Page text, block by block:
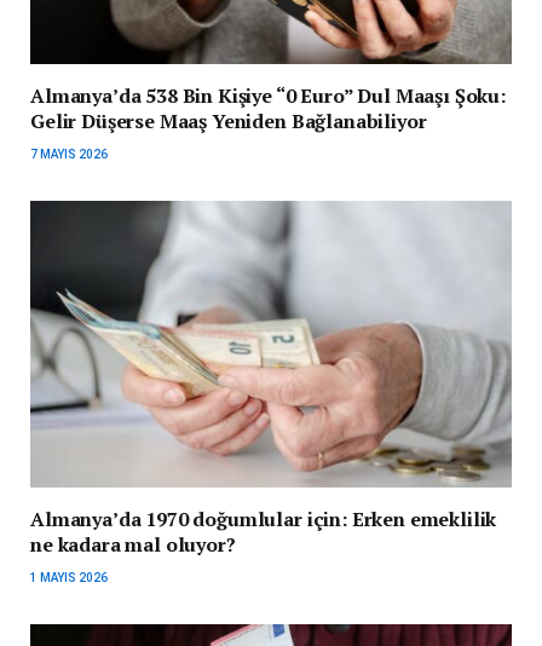
Almanya’da 538 Bin Kişiye “0 Euro” Dul Maaşı Şoku:
Gelir Düşerse Maaş Yeniden Bağlanabiliyor
7 MAYIS 2026
Almanya’da 1970 doğumlular için: Erken emeklilik
ne kadara mal oluyor?
1 MAYIS 2026